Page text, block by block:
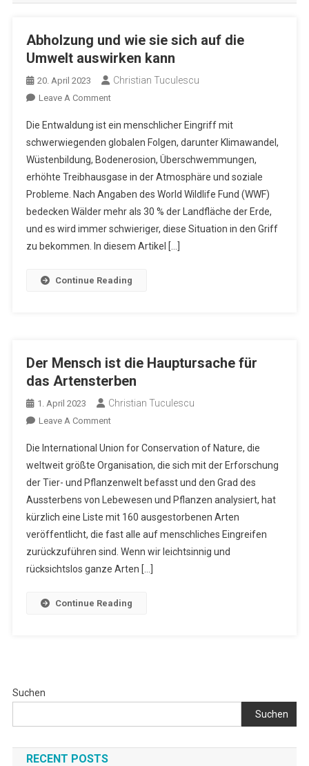
Abholzung und wie sie sich auf die
Umwelt auswirken kann
20. April 2023 Christian Tuculescu
Leave A CommentOn
Und
Wie
Sie
Sich
Auf
Die
Umwelt
Auswirken
Die Entwaldung ist ein menschlicher Eingriff mit
schwerwiegenden globalen Folgen, darunter Klimawandel,
Wüstenbildung, Bodenerosion, Überschwemmungen,
erhöhte Treibhausgase in der Atmosphäre und soziale
Probleme. Nach Angaben des World Wildlife Fund (WWF)
bedecken Wälder mehr als 30 % der Landfläche der Erde,
und es wird immer schwieriger, diese Situation in den Griff
zu bekommen. In diesem Artikel […]
Continue Reading
Der Mensch ist die Hauptursache für
das Artensterben
1. April 2023 Christian Tuculescu
Leave A CommentOn
Mensch
Ist
Die
Hauptursache
Für
Das
Artensterben
Die International Union for Conservation of Nature, die
weltweit größte Organisation, die sich mit der Erforschung
der Tier- und Pflanzenwelt befasst und den Grad des
Aussterbens von Lebewesen und Pflanzen analysiert, hat
kürzlich eine Liste mit 160 ausgestorbenen Arten
veröffentlicht, die fast alle auf menschliches Eingreifen
zurückzuführen sind. Wenn wir leichtsinnig und
rücksichtslos ganze Arten […]
Continue Reading
Suchen
Suchen
RECENT POSTS